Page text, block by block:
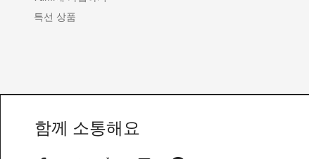
특선 상품
함께 소통해요